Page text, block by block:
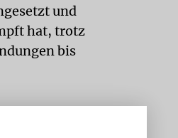
und
hat, trotz
bis